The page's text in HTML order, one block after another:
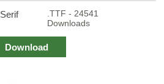
Serif
.TTF - 24541
Downloads
Download